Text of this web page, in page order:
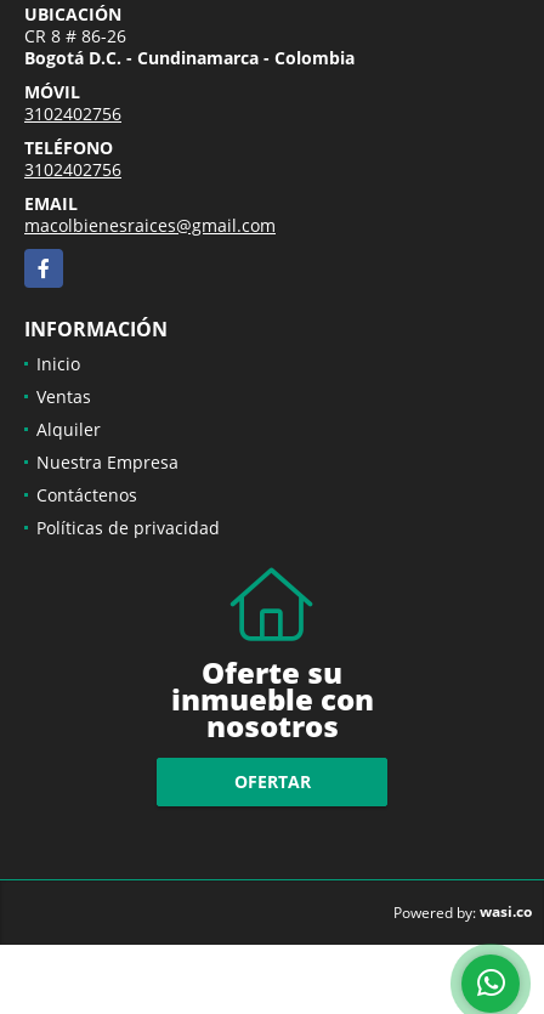
UBICACIÓN
CR 8 # 86-26
Bogotá D.C. - Cundinamarca - Colombia
MÓVIL
3102402756
TELÉFONO
3102402756
EMAIL
macolbienesraices@gmail.com
Facebook
INFORMACIÓN
Inicio
Ventas
Alquiler
Nuestra Empresa
Contáctenos
Políticas de privacidad
Oferte su
inmueble con
nosotros
OFERTAR
Powered by:wasi.co